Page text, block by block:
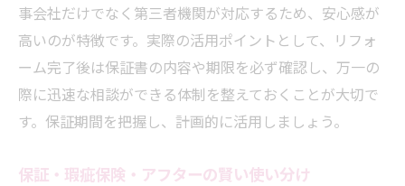
事会社だけでなく第三者機関が対応するため、安心感が
高いのが特徴です。実際の活用ポイントとして、リフォ
ーム完了後は保証書の内容や期限を必ず確認し、万一の
際に迅速な相談ができる体制を整えておくことが大切で
す。保証期間を把握し、計画的に活用しましょう。
保証・瑕疵保険・アフターの賢い使い分け